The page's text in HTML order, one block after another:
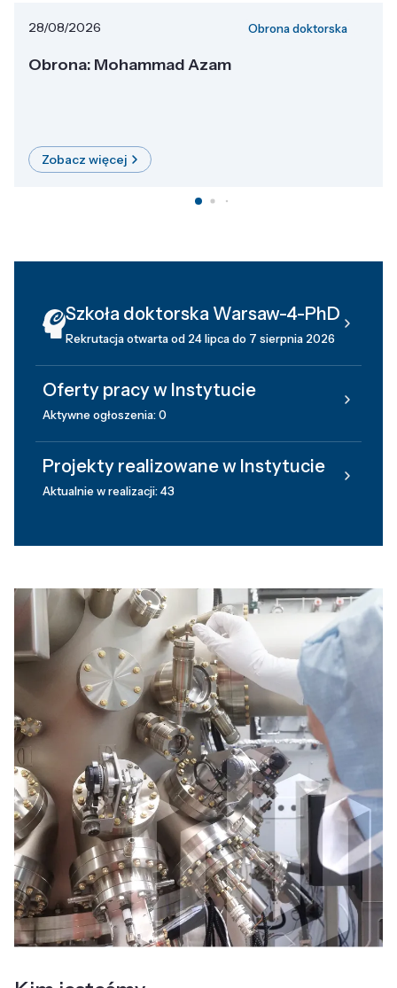
28/08/2026 Obrona doktorska
Obrona: Mohammad Azam
Zobacz więcej
Szkoła doktorska Warsaw-4-PhD
Rekrutacja otwarta od 24 lipca do 7 sierpnia 2026
Oferty pracy w Instytucie
Aktywne ogłoszenia: 0
Projekty realizowane w Instytucie
Aktualnie w realizacji: 43